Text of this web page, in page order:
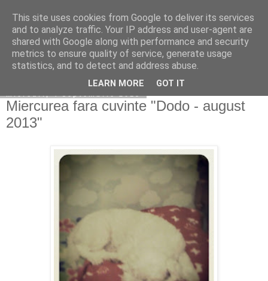
Copilarim
Miercurea fara cuvinte "Dodo - august
2013"
This site uses cookies from Google to deliver its services
and to analyze traffic. Your IP address and user-agent are
shared with Google along with performance and security
metrics to ensure quality of service, generate usage
statistics, and to detect and address abuse.
LEARN MORE GOT IT